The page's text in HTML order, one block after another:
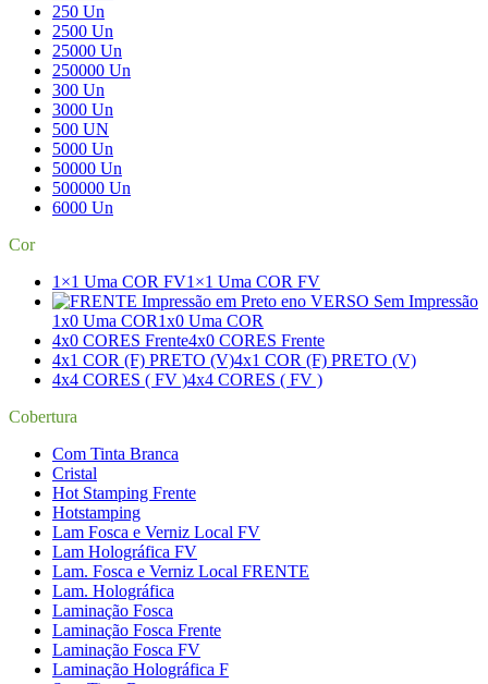
250 Un
2500 Un
25000 Un
250000 Un
300 Un
3000 Un
500 UN
5000 Un
50000 Un
500000 Un
6000 Un
Cor
1×1 Uma COR FV1×1 Uma COR FV
1x0 Uma COR1x0 Uma COR
4x0 CORES Frente4x0 CORES Frente
4x1 COR (F) PRETO (V)4x1 COR (F) PRETO (V)
4x4 CORES ( FV )4x4 CORES ( FV )
Cobertura
Com Tinta Branca
Cristal
Hot Stamping Frente
Hotstamping
Lam Fosca e Verniz Local FV
Lam Holográfica FV
Lam. Fosca e Verniz Local FRENTE
Lam. Holográfica
Laminação Fosca
Laminação Fosca Frente
Laminação Fosca FV
Laminação Holográfica F